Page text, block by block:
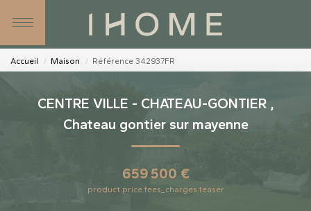
SIMULATEURS
NOS AGENCES
NOS CONSEILLERS
CONTACT
Accueil Maison Référence 342937FR
CENTRE VILLE - CHATEAU-GONTIER ,
Chateau gontier sur mayenne
659 500 €
product.price.fees_charges.teaser